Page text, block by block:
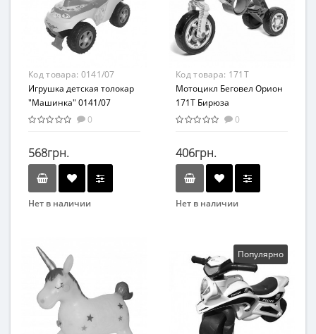
Код товара: 0141/07
Игрушка детская толокар
"Машинка" 0141/07
0
568грн.
Нет в наличии
Вид
Толокар
Материал
Пластмасса
Код товара: 171T
Мотоцикл Беговел Орион
171T Бирюза
0
406грн.
Нет в наличии
Беговел
Возрастная группа
От 2 лет
Популярно